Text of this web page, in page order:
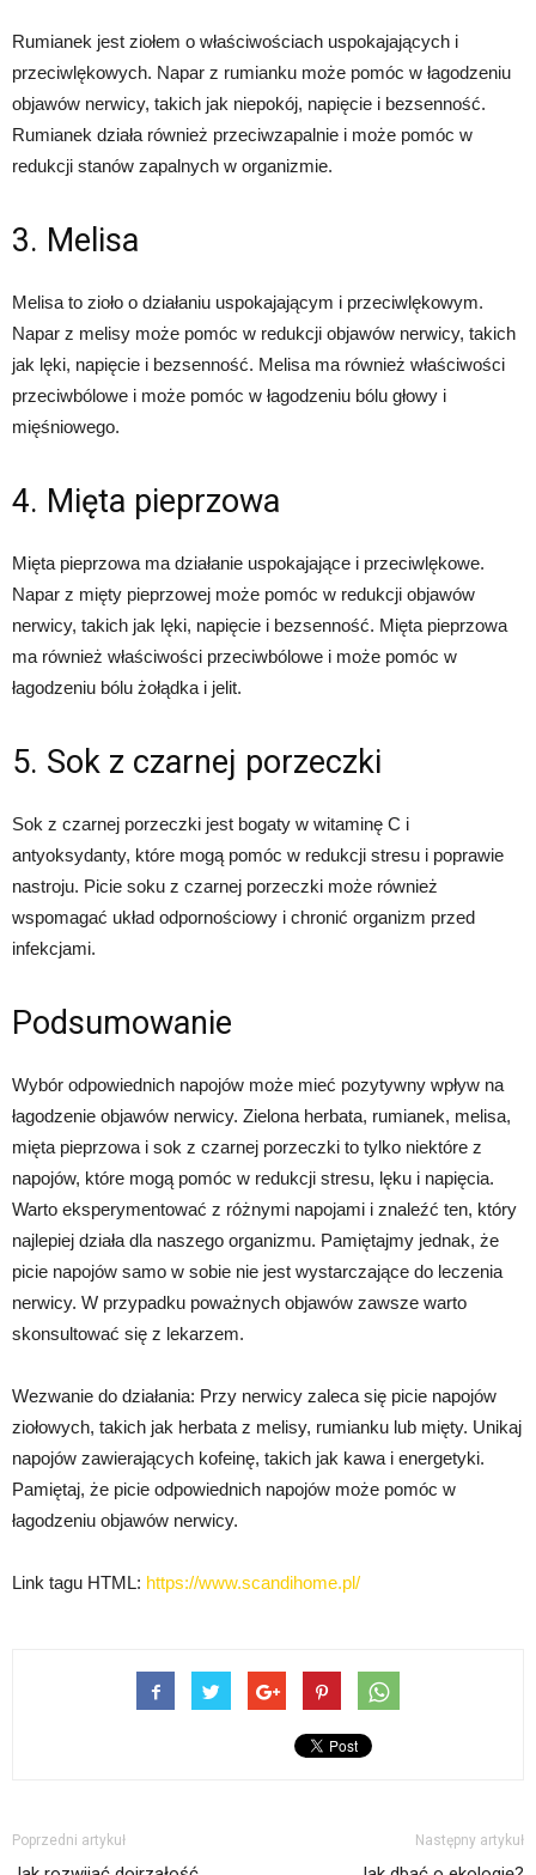
Rumianek jest ziołem o właściwościach uspokajających i
przeciwlękowych. Napar z rumianku może pomóc w łagodzeniu
objawów nerwicy, takich jak niepokój, napięcie i bezsenność.
Rumianek działa również przeciwzapalnie i może pomóc w
redukcji stanów zapalnych w organizmie.
3. Melisa
Melisa to zioło o działaniu uspokajającym i przeciwlękowym.
Napar z melisy może pomóc w redukcji objawów nerwicy, takich
jak lęki, napięcie i bezsenność. Melisa ma również właściwości
przeciwbólowe i może pomóc w łagodzeniu bólu głowy i
mięśniowego.
4. Mięta pieprzowa
Mięta pieprzowa ma działanie uspokajające i przeciwlękowe.
Napar z mięty pieprzowej może pomóc w redukcji objawów
nerwicy, takich jak lęki, napięcie i bezsenność. Mięta pieprzowa
ma również właściwości przeciwbólowe i może pomóc w
łagodzeniu bólu żołądka i jelit.
5. Sok z czarnej porzeczki
Sok z czarnej porzeczki jest bogaty w witaminę C i
antyoksydanty, które mogą pomóc w redukcji stresu i poprawie
nastroju. Picie soku z czarnej porzeczki może również
wspomagać układ odpornościowy i chronić organizm przed
infekcjami.
Podsumowanie
Wybór odpowiednich napojów może mieć pozytywny wpływ na
łagodzenie objawów nerwicy. Zielona herbata, rumianek, melisa,
mięta pieprzowa i sok z czarnej porzeczki to tylko niektóre z
napojów, które mogą pomóc w redukcji stresu, lęku i napięcia.
Warto eksperymentować z różnymi napojami i znaleźć ten, który
najlepiej działa dla naszego organizmu. Pamiętajmy jednak, że
picie napojów samo w sobie nie jest wystarczające do leczenia
nerwicy. W przypadku poważnych objawów zawsze warto
skonsultować się z lekarzem.
Wezwanie do działania: Przy nerwicy zaleca się picie napojów
ziołowych, takich jak herbata z melisy, rumianku lub mięty. Unikaj
napojów zawierających kofeinę, takich jak kawa i energetyki.
Pamiętaj, że picie odpowiednich napojów może pomóc w
łagodzeniu objawów nerwicy.
Link tagu HTML: https://www.scandihome.pl/
Poprzedni artykuł Następny artykuł